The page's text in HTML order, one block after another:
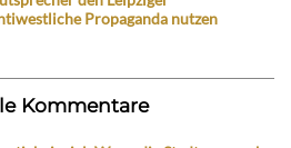
Propaganda nutzen
Kommentare